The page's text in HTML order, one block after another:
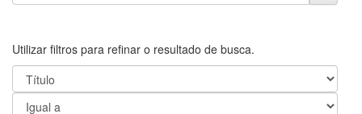
Utilizar filtros para refinar o resultado de busca.